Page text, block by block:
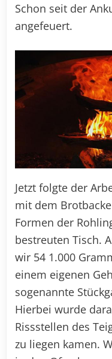
Schon seit der
angefeuert.
Jetzt folgte der
mit dem
Formen der
bestreuten Tisch.
wir 54 1.000
einem eigenen
sogenannte
Hierbei wurde
Rissstellen des
zu liegen kamen.